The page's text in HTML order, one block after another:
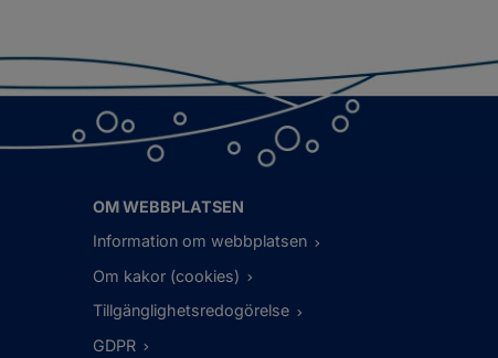
OM WEBBPLATSEN
Information om webbplatsen
Om kakor (cookies)
Tillgänglighetsredogörelse
GDPR